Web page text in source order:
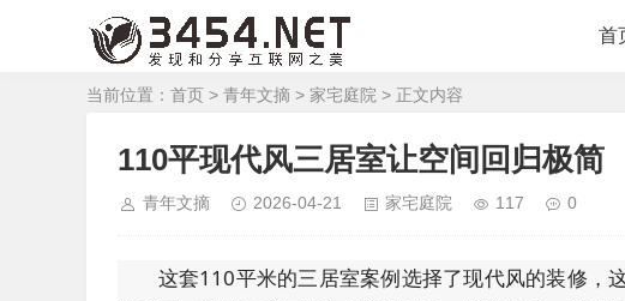
首
当前位置： 首页 > 青年文摘 > 家宅庭院 > 正文内容
110平现代风三居室让空间回归极简
青年文摘 2026-04-21 家宅庭院 117 0
这套110平米的三居室案例选择了现代风的装修，